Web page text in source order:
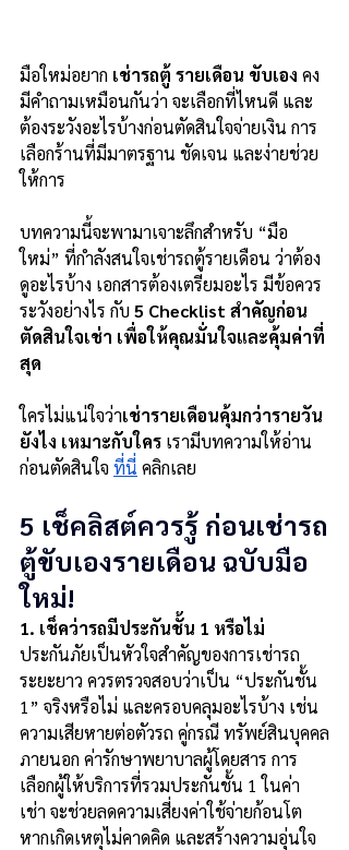
มือใหม่อยาก เช่ารถตู้ รายเดือน ขับเอง คง
มีคำถามเหมือนกันว่า จะเลือกที่ไหนดี และ
ต้องระวังอะไรบ้างก่อนตัดสินใจจ่ายเงิน การ
เลือกร้านที่มีมาตรฐาน ชัดเจน และง่ายช่วย
ให้การ
บทความนี้จะพามาเจาะลึกสำหรับ “มือ
ใหม่” ที่กำลังสนใจเช่ารถตู้รายเดือน ว่าต้อง
ดูอะไรบ้าง เอกสารต้องเตรียมอะไร มีข้อควร
ระวังอย่างไร กับ 5 Checklist สำคัญก่อน
ตัดสินใจเช่า เพื่อให้คุณมั่นใจและคุ้มค่าที่
สุด
ใครไม่แน่ใจว่าเช่ารายเดือนคุ้มกว่ารายวัน
ยังไง เหมาะกับใคร เรามีบทความให้อ่าน
ก่อนตัดสินใจ ที่นี่ คลิกเลย
5 เช็คลิสต์ควรรู้ ก่อนเช่ารถ
ตู้ขับเองรายเดือน ฉบับมือ
ใหม่!
1. เช็คว่ารถมีประกันชั้น 1 หรือไม่
ประกันภัยเป็นหัวใจสำคัญของการเช่ารถ
ระยะยาว ควรตรวจสอบว่าเป็น “ประกันชั้น
1” จริงหรือไม่ และครอบคลุมอะไรบ้าง เช่น
ความเสียหายต่อตัวรถ คู่กรณี ทรัพย์สินบุคคล
ภายนอก ค่ารักษาพยาบาลผู้โดยสาร การ
เลือกผู้ให้บริการที่รวมประกันชั้น 1 ในค่า
เช่า จะช่วยลดความเสี่ยงค่าใช้จ่ายก้อนโต
หากเกิดเหตุไม่คาดคิด และสร้างความอุ่นใจ